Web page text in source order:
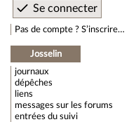
Pas de compte ? S’inscrire…
Josselin
journaux
dépêches
liens
messages sur les forums
entrées du suivi